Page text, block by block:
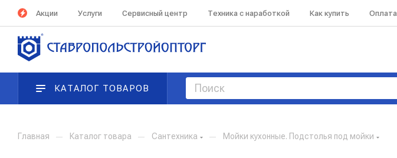
Акции Услуги Сервисный центр Техника с наработкой Как купить Оплата
КАТАЛОГ ТОВАРОВ
Главная — Каталог товара — Сантехника — Мойки кухонные. Подстолья под мойки